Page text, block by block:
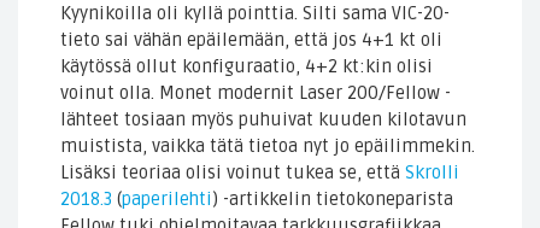
Kyynikoilla oli kyllä pointtia. Silti sama VIC-20-
tieto sai vähän epäilemään, että jos 4+1 kt oli
käytössä ollut konfiguraatio, 4+2 kt:kin olisi
voinut olla. Monet modernit Laser 200/Fellow -
lähteet tosiaan myös puhuivat kuuden kilotavun
muistista, vaikka tätä tietoa nyt jo epäilimmekin.
Lisäksi teoriaa olisi voinut tukea se, että Skrolli
2018.3 (paperilehti) -artikkelin tietokoneparista